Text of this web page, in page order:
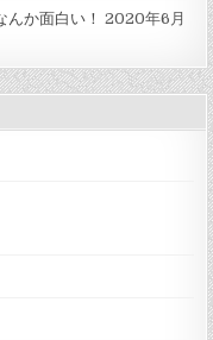
か面白い！ 2020年6月